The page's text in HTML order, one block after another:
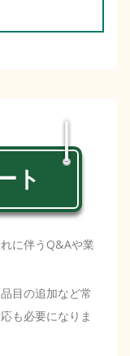
ト
に伴うQ&Aや業
目の追加など常
も必要になりま